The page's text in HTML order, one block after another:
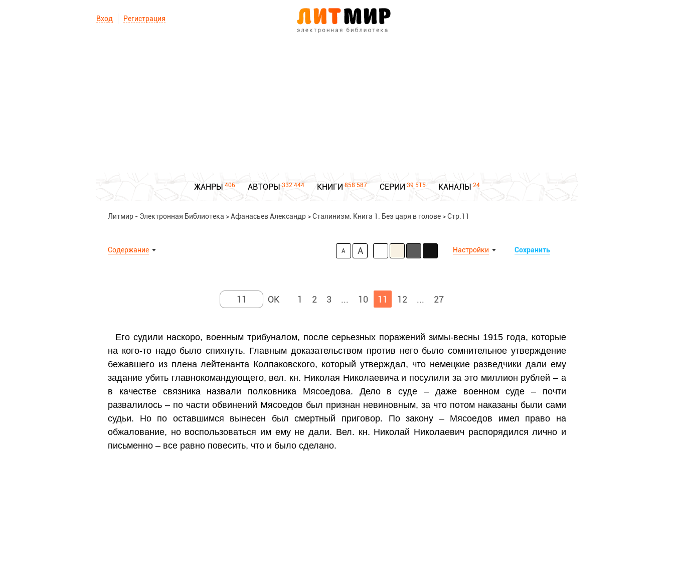
Вход Регистрация
ЖАНРЫ 406 АВТОРЫ 332 444 КНИГИ 858 587 СЕРИИ 39 515 КАНАЛЫ 24
Литмир - Электронная Библиотека >Афанасьев Александр >Сталинизм. Книга 1. Без царя в голове >Стр.11
Содержание Сохранить
Настройки
A A
1 2 3 ... 10 11 12 ... 27
Его судили наскоро, военным трибуналом, после серьезных поражений зимы-весны 1915 года, которые
на кого-то надо было спихнуть. Главным доказательством против него было сомнительное утверждение
бежавшего из плена лейтенанта Колпаковского, который утверждал, что немецкие разведчики дали ему
задание убить главнокомандующего, вел. кн. Николая Николаевича и посулили за это миллион рублей – а
в качестве связника назвали полковника Мясоедова. Дело в суде – даже военном суде – почти
развалилось – по части обвинений Мясоедов был признан невиновным, за что потом наказаны были сами
судьи. Но по оставшимся вынесен был смертный приговор. По закону – Мясоедов имел право на
обжалование, но воспользоваться им ему не дали. Вел. кн. Николай Николаевич распорядился лично и
письменно – все равно повесить, что и было сделано.